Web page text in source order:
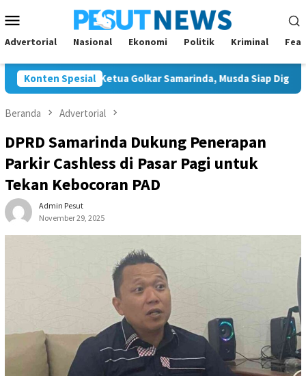
ke
kontenMobile
Advertorial Nasional Ekonomi Politik Kriminal
Konten Spesial
Tunggal Ketua Golkar Samarinda, Musda Siap Digelar 8
Beranda Advertorial
DPRD Samarinda Dukung Penerapan
Parkir Cashless di Pasar Pagi untuk
Tekan Kebocoran PAD
Admin Pesut
November 29, 2025